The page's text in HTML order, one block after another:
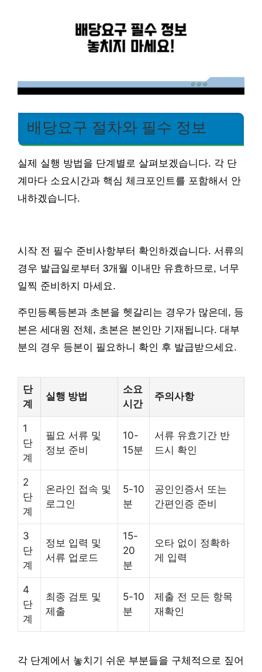
배당요구 절차와 필수 정보
실제 실행 방법을 단계별로 살펴보겠습니다. 각 단
계마다 소요시간과 핵심 체크포인트를 포함해서 안
내하겠습니다.
시작 전 필수 준비사항부터 확인하겠습니다. 서류의
경우 발급일로부터 3개월 이내만 유효하므로, 너무
일찍 준비하지 마세요.
주민등록등본과 초본을 헷갈리는 경우가 많은데, 등
본은 세대원 전체, 초본은 본인만 기재됩니다. 대부
분의 경우 등본이 필요하니 확인 후 발급받으세요.
단
계
실행 방법
소요
시간
주의사항
1
단
계
필요 서류 및
정보 준비
10-
15분
서류 유효기간 반
드시 확인
2
단
계
온라인 접속 및
로그인
5-10
분
공인인증서 또는
간편인증 준비
3
단
계
정보 입력 및
서류 업로드
15-
20
분
오타 없이 정확하
게 입력
4
단
계
최종 검토 및
제출
5-10
분
제출 전 모든 항목
재확인
각 단계에서 놓치기 쉬운 부분들을 구체적으로 짚어